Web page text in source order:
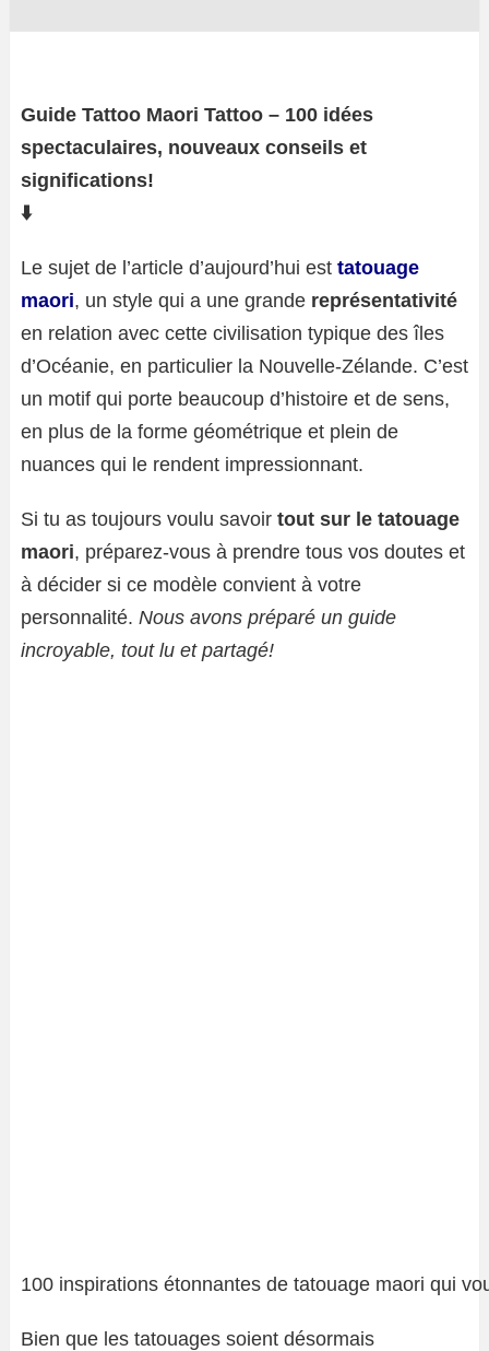
Guide Tattoo Maori Tattoo – 100 idées
spectaculaires, nouveaux conseils et
significations!
⬇️
Le sujet de l’article d’aujourd’hui est tatouage
maori, un style qui a une grande représentativité
en relation avec cette civilisation typique des îles
d’Océanie, en particulier la Nouvelle-Zélande. C’est
un motif qui porte beaucoup d’histoire et de sens,
en plus de la forme géométrique et plein de
nuances qui le rendent impressionnant.
Si tu as toujours voulu savoir tout sur le tatouage
maori, préparez-vous à prendre tous vos doutes et
à décider si ce modèle convient à votre
personnalité. Nous avons préparé un guide
incroyable, tout lu et partagé!
100 inspirations étonnantes de tatouage maori qui
Bien que les tatouages ​​soient désormais